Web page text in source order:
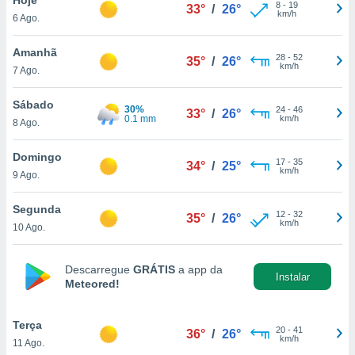
lhe
e
com
Pode
e
a
a
6 Ago.
33° / 26° 8- 19
km/h
Amanhã
7 Ago.
35° / 26° 28- 52
km/h
Sábado
8 Ago.
30%
0.1 mm
33° / 26° 24- 46
km/h
Domingo
9 Ago.
34° / 25° 17- 35
km/h
Segunda
10 Ago.
35° / 26° 12- 32
km/h
Descarregue GRÁTIS a app da
Meteored!
Instalar
Terça
11 Ago.
36° / 26° 20- 41
km/h